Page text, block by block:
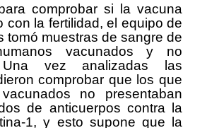
comprobar si la vacuna
con la fertilidad, el equipo de
tomó muestras de sangre de
vacunados y no
Una vez analizadas las
comprobar que los que
no presentaban
de anticuerpos contra la
1, y esto supone que la